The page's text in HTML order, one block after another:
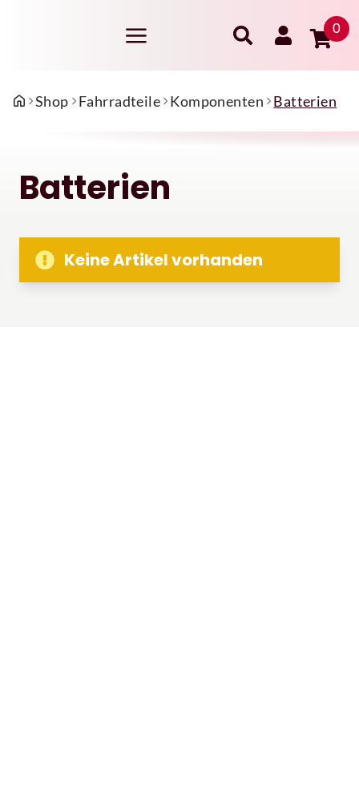
0
Shop Fahrradteile Komponenten Batterien
Batterien
Keine Artikel vorhanden